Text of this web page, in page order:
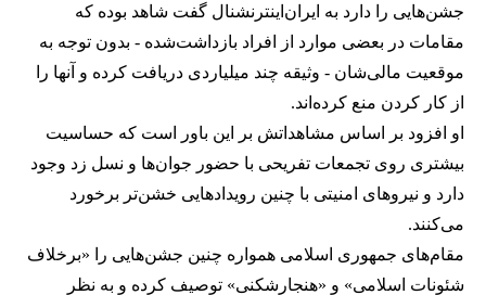
جشن‌هایی را دارد به ایران‌اینترنشنال گفت شاهد بوده که
مقامات در بعضی موارد از افراد بازداشت‌‌شده - بدون توجه به
موقعیت مالی‌شان - وثیقه چند میلیاردی دریافت کرده و آنها را
از کار کردن منع کرده‌اند.
او افزود بر اساس مشاهداتش بر این باور است که حساسیت
بیشتری روی تجمعات تفریحی با حضور جوان‌ها و نسل زد وجود
دارد و نیروهای امنیتی با چنین رویدادهایی خشن‌تر برخورد
می‌کنند.
مقام‌های جمهوری اسلامی همواره چنین جشن‌هایی را «برخلاف
شئونات اسلامی» و «هنجارشکنی» توصیف کرده و به نظر